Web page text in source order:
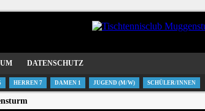
DATENSCHUTZ
HERREN 7 DAMEN 1 JUGEND (M/W) SCHÜLER/INNEN